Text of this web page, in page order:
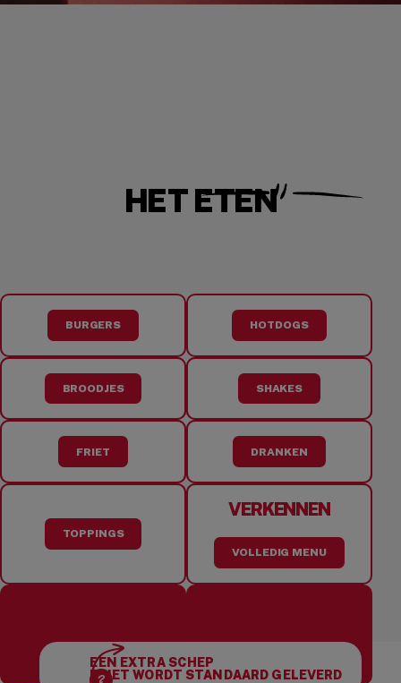
HET ETEN
BURGERS HOTDOGS
BROODJES SHAKES
FRIET DRANKEN
TOPPINGS
VERKENNEN
VOLLEDIG MENU
EEN EXTRA SCHEP
FRIET WORDT STANDAARD GELEVERD
15 GRATIS TOPPINGS
OM UIT TE KIEZEN
NIEUWSGIERIG NAAR
ONZE PINDA’S?